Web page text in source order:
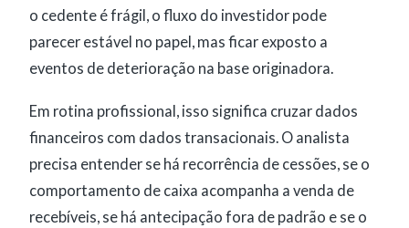
o cedente é frágil, o fluxo do investidor pode
parecer estável no papel, mas ficar exposto a
eventos de deterioração na base originadora.
Em rotina profissional, isso significa cruzar dados
financeiros com dados transacionais. O analista
precisa entender se há recorrência de cessões, se o
comportamento de caixa acompanha a venda de
recebíveis, se há antecipação fora de padrão e se o